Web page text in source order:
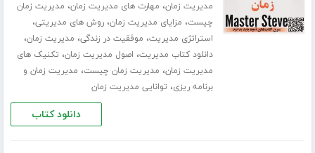
مدیریت زمان، مهارت های مدیریت زمان، مدیریت زمان
چیست، مزایای مدیریت زمان،روش های مدیریتی،
استراتژی مدیریت، موفقیت در زندگی، مدیریت زمان،
دانلود کتاب مدیریت، اصول مدیریت زمان، تکنیک های
مدیریت زمان، مدیریت زمان چیست، مدیریت زمان و
برنامه ریزی، توانایی مدیریت زمان
دانلود کتاب